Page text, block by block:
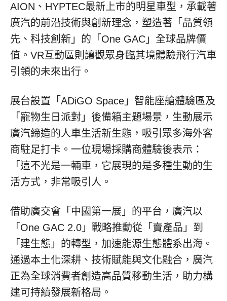
AION、HYPTEC最新上市的明星車型，承載著
廣汽的前沿技術與創新理念，塑造著「品質領
先、科技創新」的「One GAC」全球品牌價
值。VR互動區則讓觀眾身臨其境體驗飛行汽車
引領的未來出行。
展台設置「ADiGO Space」智能座艙體驗區及
「寵物生日派對」後備箱主題場景，生動展示
廣汽締造的人車生活新生態，吸引眾多海外客
商駐足打卡。一位現場採購商體驗後表示：
「這不光是一輛車，它展現的是多種生動的生
活方式，非常吸引人。
借助廣交會「中國第一展」的平台，廣汽以
「One GAC 2.0」戰略推動從「賣產品」到
「建生態」的轉型，加速能源生態體系出海。
通過本土化深耕、技術賦能與文化融合，廣汽
正為全球消費者創造高品質移動生活，助力構
建可持續發展新格局。